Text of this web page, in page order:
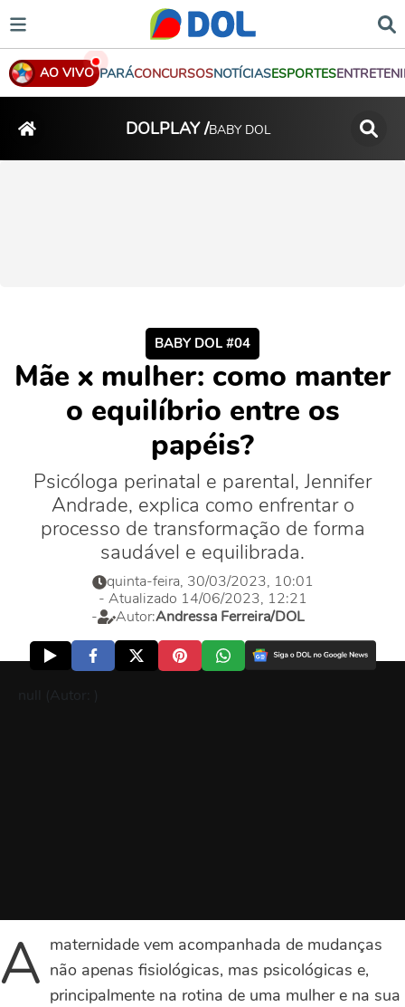
AO VIVO PARÁCONCURSOSNOTÍCIASESPORTES
DOLPLAY /BABY DOL
BABY DOL #04
Mãe x mulher: como manter
o equilíbrio entre os
papéis?
Psicóloga perinatal e parental, Jennifer
Andrade, explica como enfrentar o
processo de transformação de forma
saudável e equilibrada.
quinta-feira, 30/03/2023, 10:01
- Atualizado 14/06/2023, 12:21
-
Autor:Andressa Ferreira/DOL
null (Autor: )
A maternidade vem acompanhada de mudanças
não apenas fisiológicas, mas psicológicas e,
principalmente na rotina de uma mulher e na sua